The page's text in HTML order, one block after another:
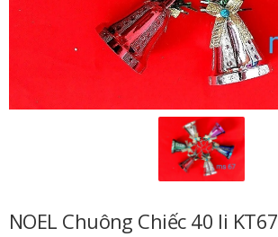
NOEL Chuông Chiếc 40 li KT67